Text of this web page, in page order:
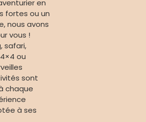
en
fortes ou un
nous avons
vous !
safari,
ou
sont
chaque
à ses